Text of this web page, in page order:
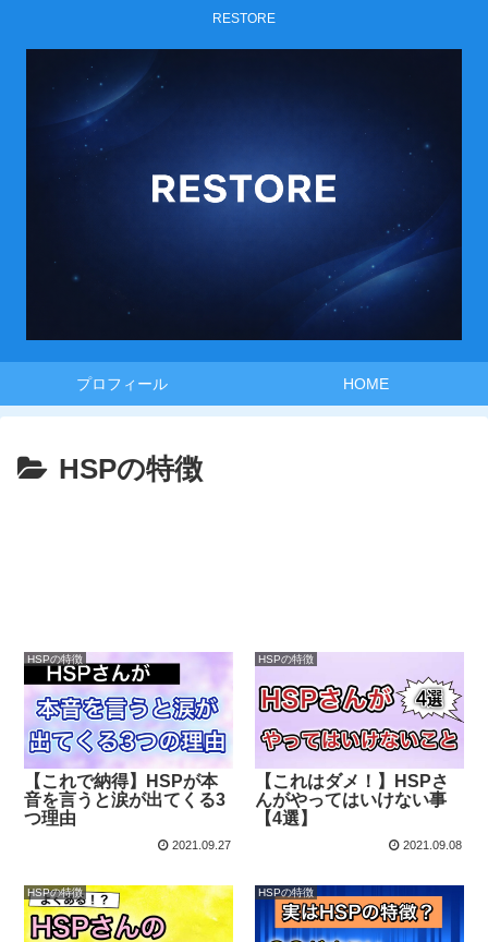
RESTORE
プロフィール HOME
HSPの特徴
HSPの特徴
【これで納得】HSPが本
音を言うと涙が出てくる3
つ理由
2021.09.27
HSPの特徴
【これはダメ！】HSPさ
んがやってはいけない事
【4選】
2021.09.08
HSPの特徴 HSPの特徴